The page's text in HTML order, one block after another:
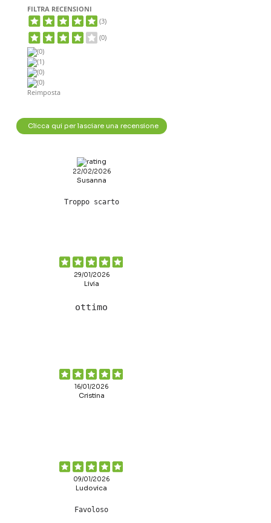
FILTRA RECENSIONI
(3)
(0)
(0)
(1)
(0)
(0)
Reimposta
Clicca qui per lasciare una recensione
22/02/2026
Susanna
Troppo scarto
29/01/2026
Livia
ottimo
16/01/2026
Cristina
09/01/2026
Ludovica
Favoloso